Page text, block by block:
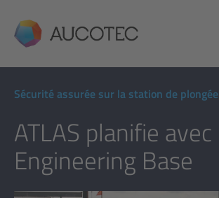
AUCOTEC
Sécurité assurée sur la station de plongée
ATLAS planifie avec
Engineering Base